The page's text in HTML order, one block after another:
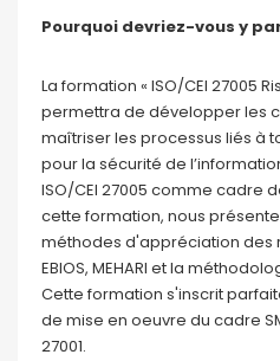
Pourquoi devriez-vous y
La formation « ISO/CEI 27005
permettra de développer les
maîtriser les processus liés à
pour la sécurité de
ISO/CEI 27005 comme cadre
cette formation, nous
méthodes d'appréciation des
EBIOS, MEHARI et la
Cette formation s'inscrit
de mise en oeuvre du cadre
27001.